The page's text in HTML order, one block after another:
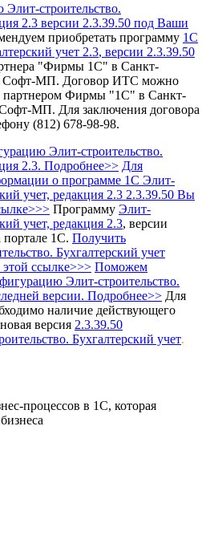
строительство.
2.3 версии 2.3.39.50 под Ваши
приобретать программу 1С
учет 2.3, версии 2.3.39.50
"Фирмы 1С" в Санкт-
Софт-МП. Договор ИТС можно
партнером Фирмы "1С" в Санкт-
Софт-МП. Для заключения договора
(812) 678-98-98.
Элит-строительство.
2.3. Подробнее>> Для
о программе 1С Элит-
учет, редакция 2.3 2.3.39.50 Вы
Программу Элит-
учет, редакция 2.3, версии
портале 1С. Получить
Бухгалтерский учет
ссылке>>> Поможем
Элит-строительство.
версии. Подробнее>> Для
наличие действующего
версия 2.3.39.50
Бухгалтерский учет.
процессов в 1С, которая